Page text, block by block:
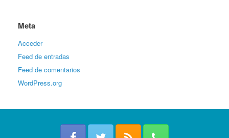
Meta
Acceder
Feed de entradas
Feed de comentarios
WordPress.org